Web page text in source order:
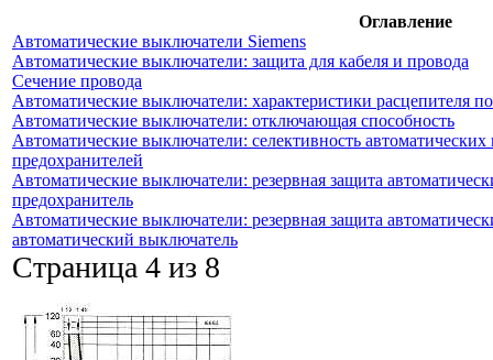
Оглавление
Автоматические выключатели Siemens
Автоматические выключатели: защита для кабеля и провода
Сечение провода
Автоматические выключатели: характеристики расцепителя
Автоматические выключатели: отключающая способность
Автоматические выключатели: селективность
предохранителей
Автоматические выключатели: резервная защита
предохранитель
Автоматические выключатели: резервная защита
автоматический выключатель
Страница 4 из 8